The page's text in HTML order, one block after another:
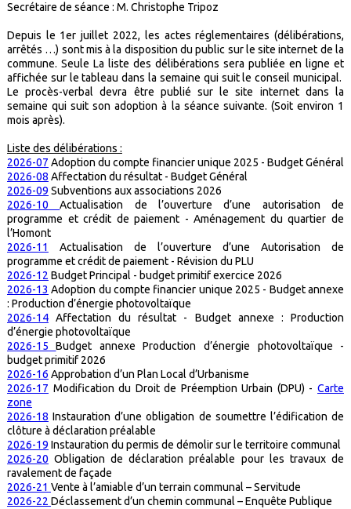
Secrétaire de séance : M. Christophe Tripoz
Depuis le 1er juillet 2022, les actes réglementaires (délibérations,
arrêtés …) sont mis à la disposition du public sur le site internet de la
commune. Seule La liste des délibérations sera publiée en ligne et
affichée sur le tableau dans la semaine qui suit le conseil municipal.
Le procès-verbal devra être publié sur le site internet dans la
semaine qui suit son adoption à la séance suivante. (Soit environ 1
mois après).
Liste des délibérations :
2026-07 Adoption du compte financier unique 2025 - Budget Général
2026-08 Affectation du résultat - Budget Général
2026-09 Subventions aux associations 2026
2026-10
Actualisation de l’ouverture d’une autorisation de
programme et crédit de paiement - Aménagement du quartier de
l’Homont
2026-11
Actualisation de l’ouverture d’une Autorisation de
programme et crédit de paiement - Révision du PLU
2026-12 Budget Principal - budget primitif exercice 2026
2026-13 Adoption du compte financier unique 2025 - Budget annexe
: Production d’énergie photovoltaïque
2026-14Affectation du résultat - Budget annexe : Production
d’énergie photovoltaïque
2026-15
Budget annexe Production d’énergie photovoltaïque -
budget primitif 2026
2026-16 Approbation d’un Plan Local d’Urbanisme
2026-17 Modification du Droit de Préemption Urbain (DPU) -Carte
zone
2026-18 Instauration d’une obligation de soumettre l’édification de
clôture à déclaration préalable
2026-19 Instauration du permis de démolir sur le territoire communal
2026-20 Obligation de déclaration préalable pour les travaux de
ravalement de façade
2026-21 Vente à l’amiable d’un terrain communal – Servitude
2026-22 Déclassement d’un chemin communal – Enquête Publique